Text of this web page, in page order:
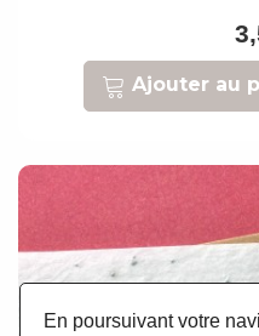
En poursuivant votre
Ajouter au